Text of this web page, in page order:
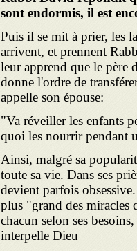
sont endormis, il est
Puis il se mit à prier, les
arrivent, et prennent
leur apprend que le père
donne l'ordre de
appelle son épouse:
"Va réveiller les enfants
quoi les nourrir pendant
Ainsi, malgré sa
toute sa vie. Dans ses
devient parfois
plus "grand des
chacun selon ses
interpelle Dieu